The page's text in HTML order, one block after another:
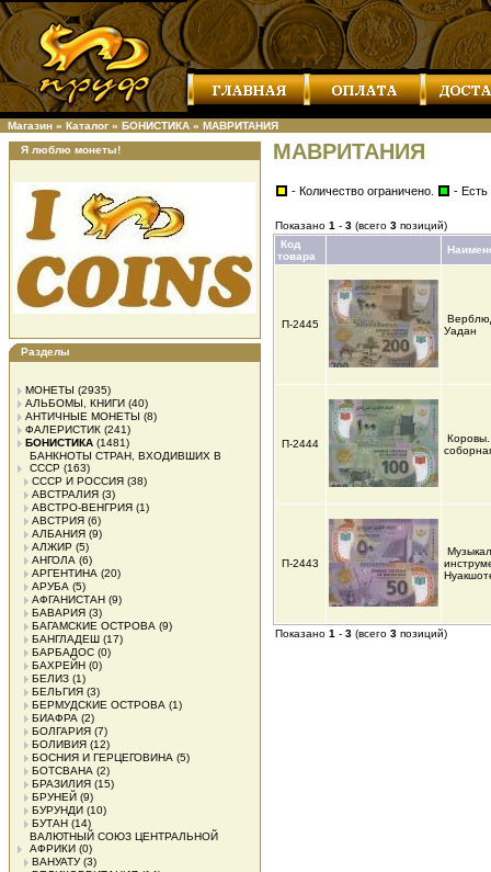
Магазин » Каталог » БОНИСТИКА » МАВРИТАНИЯ
Я люблю монеты!
Разделы
МОНЕТЫ (2935)
АЛЬБОМЫ, КНИГИ (40)
АНТИЧНЫЕ МОНЕТЫ (8)
ФАЛЕРИСТИК (241)
БОНИСТИКА (1481)
БАНКНОТЫ СТРАН, ВХОДИВШИХ В
СССР (163)
СССР И РОССИЯ (38)
АВСТРАЛИЯ (3)
АВСТРО-ВЕНГРИЯ (1)
АВСТРИЯ (6)
АЛБАНИЯ (9)
АЛЖИР (5)
АНГОЛА (6)
АРГЕНТИНА (20)
АРУБА (5)
АФГАНИСТАН (9)
БАВАРИЯ (3)
БАГАМСКИЕ ОСТРОВА (9)
БАНГЛАДЕШ (17)
БАРБАДОС (0)
БАХРЕЙН (0)
БЕЛИЗ (1)
БЕЛЬГИЯ (3)
БЕРМУДСКИЕ ОСТРОВА (1)
БИАФРА (2)
БОЛГАРИЯ (7)
БОЛИВИЯ (12)
БОСНИЯ И ГЕРЦЕГОВИНА (5)
БОТСВАНА (2)
БРАЗИЛИЯ (15)
БРУНЕЙ (9)
БУРУНДИ (10)
БУТАН (14)
ВАЛЮТНЫЙ СОЮЗ ЦЕНТРАЛЬНОЙ
АФРИКИ (0)
ВАНУАТУ(3)
МАВРИТАНИЯ
- Количество ограничено. - Есть
Показано 1 - 3 (всего 3 позиций)
Код
товара
П-2445
Уадан
П-2444
Коровы.
П-2443
Показано 1 - 3 (всего 3 позиций)